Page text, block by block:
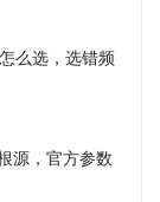
么选，选错频
源，官方参数